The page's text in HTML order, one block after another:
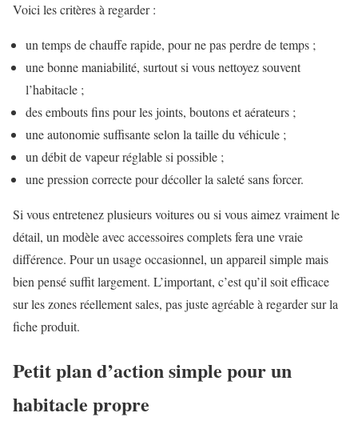
Voici les critères à regarder :
un temps de chauffe rapide, pour ne pas perdre de temps ;
une bonne maniabilité, surtout si vous nettoyez souvent
l’habitacle ;
des embouts fins pour les joints, boutons et aérateurs ;
une autonomie suffisante selon la taille du véhicule ;
un débit de vapeur réglable si possible ;
une pression correcte pour décoller la saleté sans forcer.
Si vous entretenez plusieurs voitures ou si vous aimez vraiment le
détail, un modèle avec accessoires complets fera une vraie
différence. Pour un usage occasionnel, un appareil simple mais
bien pensé suffit largement. L’important, c’est qu’il soit efficace
sur les zones réellement sales, pas juste agréable à regarder sur la
fiche produit.
Petit plan d’action simple pour un
habitacle propre